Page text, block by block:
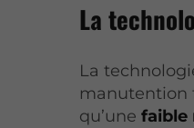
La
La
manutention
qu’unefaible